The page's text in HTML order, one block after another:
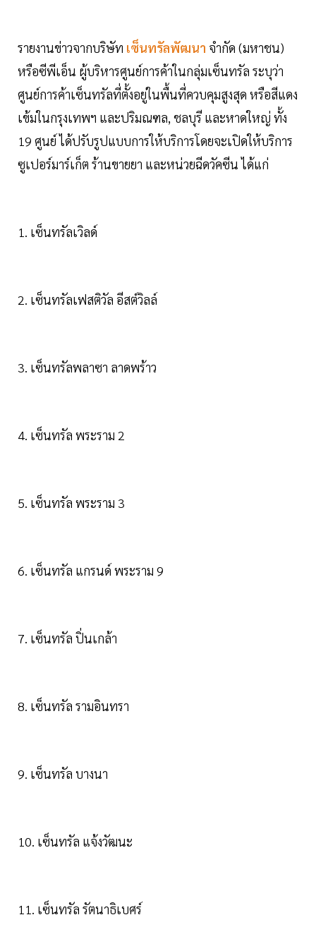
รายงานข่าวจากบริษัท เซ็นทรัลพัฒนา จำกัด (มหาชน)
หรือซีพีเอ็น ผู้บริหารศูนย์การค้าในกลุ่มเซ็นทรัล ระบุว่า
ศูนย์การค้าเซ็นทรัลที่ตั้งอยู่ในพื้นที่ควบคุมสูงสุด หรือสีแดง
เข้มในกรุงเทพฯ และปริมณฑล, ชลบุรี และหาดใหญ่ ทั้ง
19 ศูนย์ ได้ปรับรูปแบบการให้บริการโดยจะเปิดให้บริการ
ซูเปอร์มาร์เก็ต ร้านขายยา และหน่วยฉีดวัคซีน ได้แก่
1. เซ็นทรัลเวิลด์
2. เซ็นทรัลเฟสติวัล อีสต์วิลล์
3. เซ็นทรัลพลาซา ลาดพร้าว
4. เซ็นทรัล พระราม 2
5. เซ็นทรัล พระราม 3
6. เซ็นทรัล แกรนด์ พระราม 9
7. เซ็นทรัล ปิ่นเกล้า
8. เซ็นทรัล รามอินทรา
9. เซ็นทรัล บางนา
10. เซ็นทรัล แจ้งวัฒนะ
11. เซ็นทรัล รัตนาธิเบศร์